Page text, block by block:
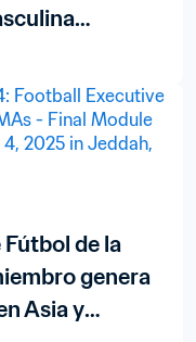
de la
genera
Asia y